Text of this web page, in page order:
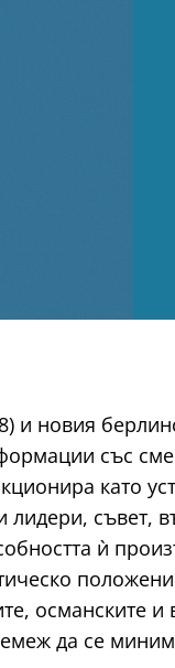
и новия
със
като
лидери, съвет,
ѝ
османските и
да се